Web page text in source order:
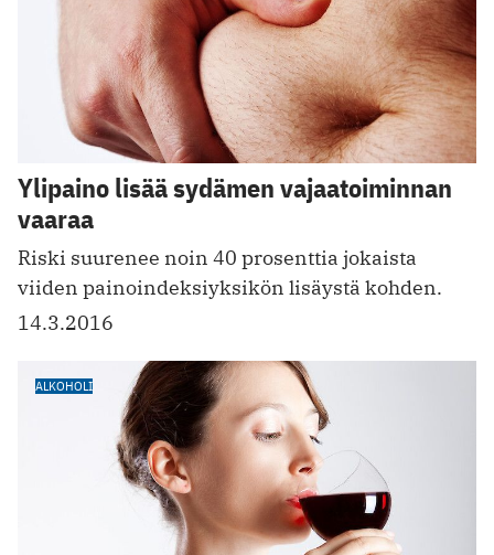
Ylipaino lisää sydämen vajaatoiminnan
vaaraa
Riski suurenee noin 40 prosenttia jokaista
viiden painoindeksiyksikön lisäystä kohden.
14.3.2016
ALKOHOLI